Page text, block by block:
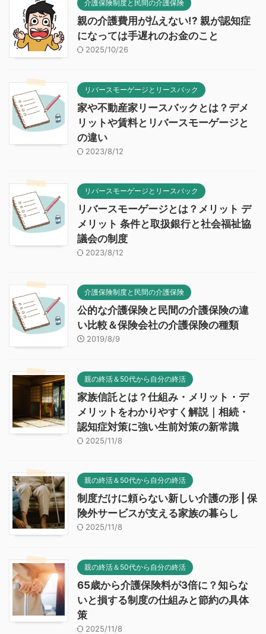
介護保険制度と民間の介護保険
親の介護費用が払えない!? 親が認知症
になっては手遅れのお金のこと
2025/10/26
リバースモーゲージとリースバック
家や不動産家リースバックとは？デメ
リットや賃料とリバースモーゲージと
の違い
2023/8/12
リバースモーゲージとリースバック
リバースモーゲージとは？メリット デ
メリット 条件と取扱銀行と社会福祉協
議会の制度
2023/8/12
介護保険制度と民間の介護保険
公的な介護保険と民間の介護保険の違
い比較＆保険会社の介護保険の種類
2019/8/9
親の終活＆50代から自分の終活
家族信託とは？仕組み・メリット・デ
メリットをわかりやすく解説｜相続・
認知症対策に強い生前対策の新常識
2025/11/8
親の終活＆50代から自分の終活
制度だけに頼らない新しい介護の形 | 保
険外サービスが支える家族の暮らし
2025/11/8
親の終活＆50代から自分の終活
65歳から介護保険料が3倍に？知らな
いと損する制度の仕組みと節約の具体
策
2025/11/8